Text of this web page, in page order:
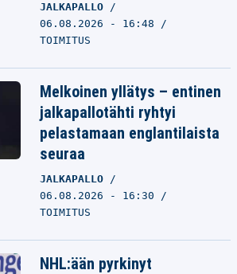
JALKAPALLO
06.08.2026 - 16:48
TOIMITUS
Melkoinen yllätys – entinen
jalkapallotähti ryhtyi
pelastamaan englantilaista
seuraa
JALKAPALLO
06.08.2026 - 16:30
TOIMITUS
NHL:ään pyrkinyt